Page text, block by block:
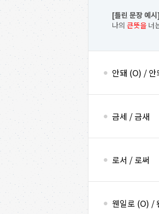
[틀린 문장 예시]
나의 큰뜻을 너
안돼 (O) /
금세 / 금새
로서 / 로써
웬일로 (O) /